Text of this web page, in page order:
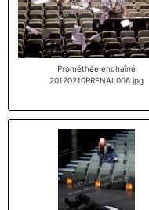
Prométhée enchaîné
20120210PRENAL006.jpg